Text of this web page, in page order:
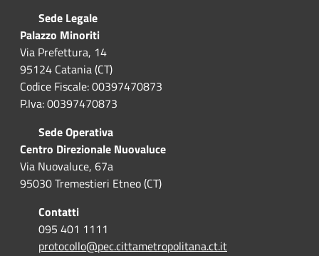
Sede Legale
Palazzo Minoriti
Via Prefettura, 14
95124 Catania (CT)
Codice Fiscale: 00397470873
P.Iva: 00397470873
Sede Operativa
Centro Direzionale Nuovaluce
Via Nuovaluce, 67a
95030 Tremestieri Etneo (CT)
Contatti
095 401 1111
protocollo@pec.cittametropolitana.ct.it